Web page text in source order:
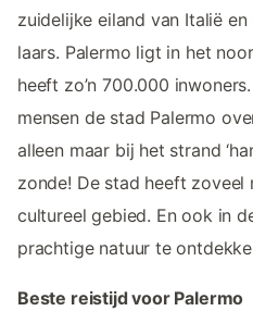
zuidelijke eiland van Italië
laars. Palermo ligt in het
heeft zo’n 700.000
mensen de stad Palermo
alleen maar bij het strand
zonde! De stad heeft zoveel
cultureel gebied. En ook in
prachtige natuur te
Beste reistijd voor Palermo